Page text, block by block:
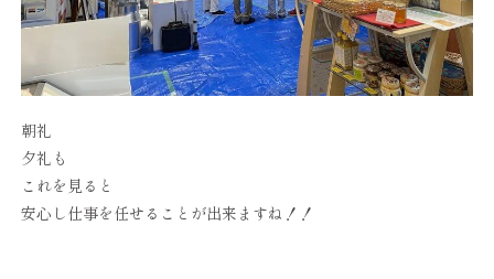
朝礼
夕礼も
これを見ると
安心し仕事を任せることが出来ますね！！